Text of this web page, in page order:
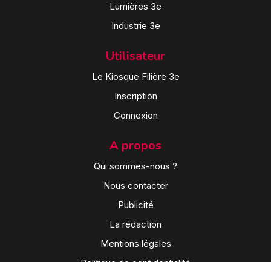
Lumières 3e
Industrie 3e
Utilisateur
Le Kiosque Filière 3e
Inscription
Connexion
A propos
Qui sommes-nous ?
Nous contacter
Publicité
La rédaction
Mentions légales